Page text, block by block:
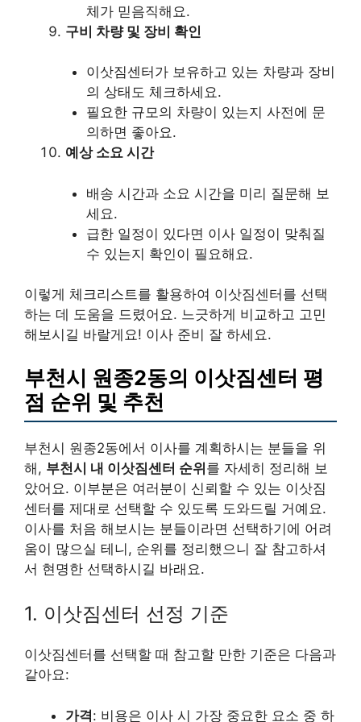
체가 믿음직해요.
구비 차량 및 장비 확인
이삿짐센터가 보유하고 있는 차량과 장비
의 상태도 체크하세요.
필요한 규모의 차량이 있는지 사전에 문
의하면 좋아요.
예상 소요 시간
배송 시간과 소요 시간을 미리 질문해 보
세요.
급한 일정이 있다면 이사 일정이 맞춰질
수 있는지 확인이 필요해요.
이렇게 체크리스트를 활용하여 이삿짐센터를 선택
하는 데 도움을 드렸어요. 느긋하게 비교하고 고민
해보시길 바랄게요! 이사 준비 잘 하세요.
부천시 원종2동의 이삿짐센터 평
점 순위 및 추천
부천시 원종2동에서 이사를 계획하시는 분들을 위
해, 부천시 내 이삿짐센터 순위를 자세히 정리해 보
았어요. 이부분은 여러분이 신뢰할 수 있는 이삿짐
센터를 제대로 선택할 수 있도록 도와드릴 거예요.
이사를 처음 해보시는 분들이라면 선택하기에 어려
움이 많으실 테니, 순위를 정리했으니 잘 참고하셔
서 현명한 선택하시길 바래요.
1. 이삿짐센터 선정 기준
이삿짐센터를 선택할 때 참고할 만한 기준은 다음과
같아요:
가격: 비용은 이사 시 가장 중요한 요소 중 하